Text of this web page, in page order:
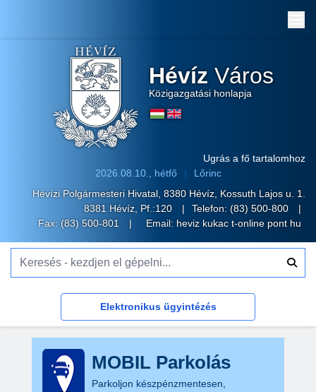
Hévíz Város
Közigazgatási honlapja
Ugrás a fő tartalomhoz
2026.08.10., hétfő
Lőrinc
Hévízi Polgármesteri Hivatal, 8380 Hévíz, Kossuth Lajos u. 1.
8381 Hévíz, Pf.:120
Telefon: (83) 500-800
Fax: (83) 500-801
Email: heviz kukac t-online pont hu
Elektronikus ügyintézés
MOBIL Parkolás
Parkoljon készpénzmentesen,